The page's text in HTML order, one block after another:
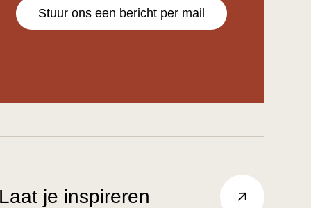
Stuur ons een bericht per mail
Laat je inspireren